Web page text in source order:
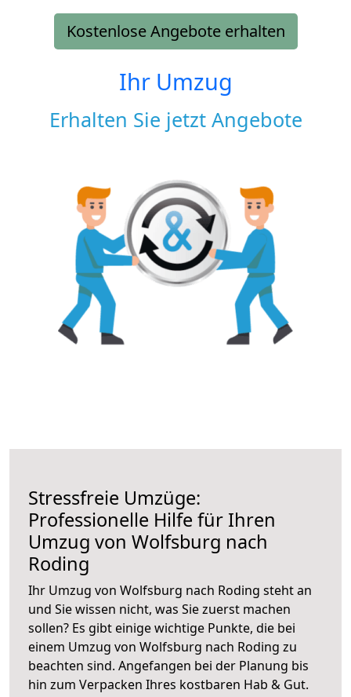
Kostenlose Angebote erhalten
Ihr Umzug
Erhalten Sie jetzt Angebote
Stressfreie Umzüge:
Professionelle Hilfe für Ihren
Umzug von Wolfsburg nach
Roding
Ihr Umzug von Wolfsburg nach Roding steht an
und Sie wissen nicht, was Sie zuerst machen
sollen? Es gibt einige wichtige Punkte, die bei
einem Umzug von Wolfsburg nach Roding zu
beachten sind. Angefangen bei der Planung bis
hin zum Verpacken Ihres kostbaren Hab & Gut.